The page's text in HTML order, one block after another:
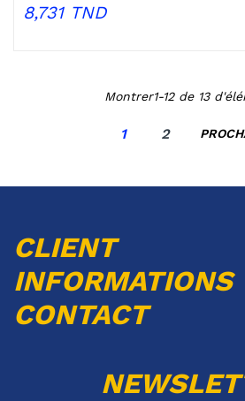
Prix
8,731 TND
Montrer1-12 de 13
1 2
CLIENT
INFORMATIONS
CONTACT